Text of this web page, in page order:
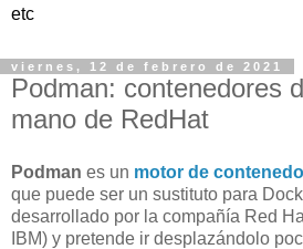
etc
viernes, 12 de febrero de 2021
Podman: contenedores
mano de RedHat
Podman es un motor de
que puede ser un sustituto para
desarrollado por la compañía Red
IBM) y pretende ir desplazándolo